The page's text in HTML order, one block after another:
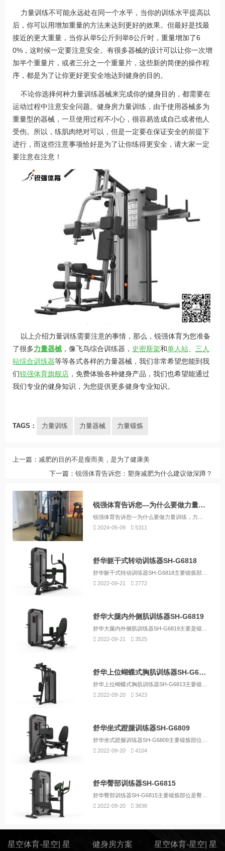
力量训练不可能永远处在同一个水平，当你的训练水平提高以
后，你可以用增加重量的方法来达到更好的效果。但最好是找最
接近的更大重量，当你从举5公斤到举8公斤时，重量增加了6
0%，这时候一定要注意安全。有很多器械的设计可以让你一次增
加半个重量片，或者三分之一个重量片，这些新的简便的操作程
序，都是为了让你更好更安全地达到健身的目的。
不论你选择何种力量训练器械来完成你的健身目的，都需要在
运动过程中注意安全问题。健身房力量训练，由于使用器械多为
重量型的器械，一旦使用过程不小心，很容易造成自己或者他人
受伤。所以，练肌肉绝对可以，但是一定要在保证安全的前提下
进行，而这些注意事项恰好是为了让你练得更安全，请大家一定
要注意在注意！
以上介绍力量训练需要注意的事情，那么，锐强体育为您准备
了很多力量器械 ，像飞鸟综合训练器， 史密斯架和单人站
三人
站综合训练器等等各式各样的力量器械，我们非常希望您能到我
们锐强体育旗舰店 ，免费体验各种健身产品，我们也希望能通过
我们专业的健身知识，为您提供更多健身专业知识。
TAGS： 力量训练 力量器械 力量锻炼
上一篇： 减肥的目的不是瘦而美，是为了健康美
下一篇： 锐强体育告诉您：塑身减肥为什么建议做深蹲？
锐强体育告诉您—为什么要做力量训练
锐强体育告诉您—为什么要做力量训练，力量训练在多个方面对人体健康、体能和日常生活都有显著的益处。以下是为什么要做力量训练的一些主要原因：
2024-05-09
5311
舒华躯干式转动训练器SH-G6818
2022-09-21
2772
舒华大腿内外侧肌训练器SH-G6819
2022-09-21
3525
舒华上位蝴蝶式胸肌训练器SH-G6813
2022-09-20
3423
舒华坐式蹬腿训练器SH-G6809
2022-09-20
4104
舒华臀部训练器SH-G6815
舒华臀部训练器SH-G6815主要锻炼部位是臀大肌。
2022-09-20
3838
星空体育-星空| 星 健身房方案 星空体育-星空| 星